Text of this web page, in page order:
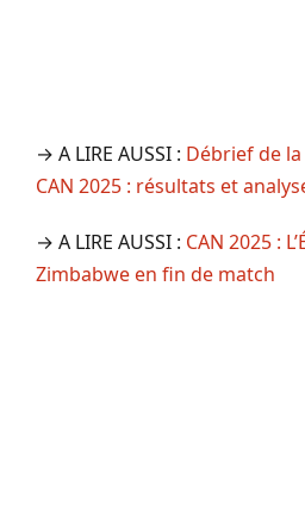
→ A LIRE AUSSI : Débrief de
CAN 2025 : résultats et
→ A LIRE AUSSI : CAN 2025 :
Zimbabwe en fin de match